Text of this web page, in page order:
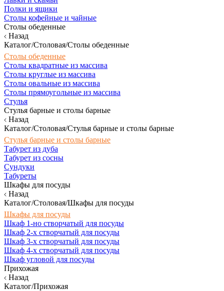
Полки и ящики
Столы кофейные и чайные
Столы обеденные
Назад
Каталог/Столовая/Столы обеденные
Столы обеденные
Столы квадратные из массива
Столы круглые из массива
Столы овальные из массива
Столы прямоугольные из массива
Стулья
Стулья барные и столы барные
Назад
Каталог/Столовая/Стулья барные и столы барные
Стулья барные и столы барные
Табурет из дуба
Табурет из сосны
Сундуки
Табуреты
Шкафы для посуды
Назад
Каталог/Столовая/Шкафы для посуды
Шкафы для посуды
Шкаф 1-но створчатый для посуды
Шкаф 2-х створчатый для посуды
Шкаф 3-х створчатый для посуды
Шкаф 4-х створчатый для посуды
Шкаф угловой для посуды
Прихожая
Назад
Каталог/Прихожая